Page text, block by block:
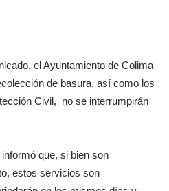
el Ayuntamiento de Colima
de basura, así como los
Civil, no se interrumpirán
que, si bien son
estos servicios son